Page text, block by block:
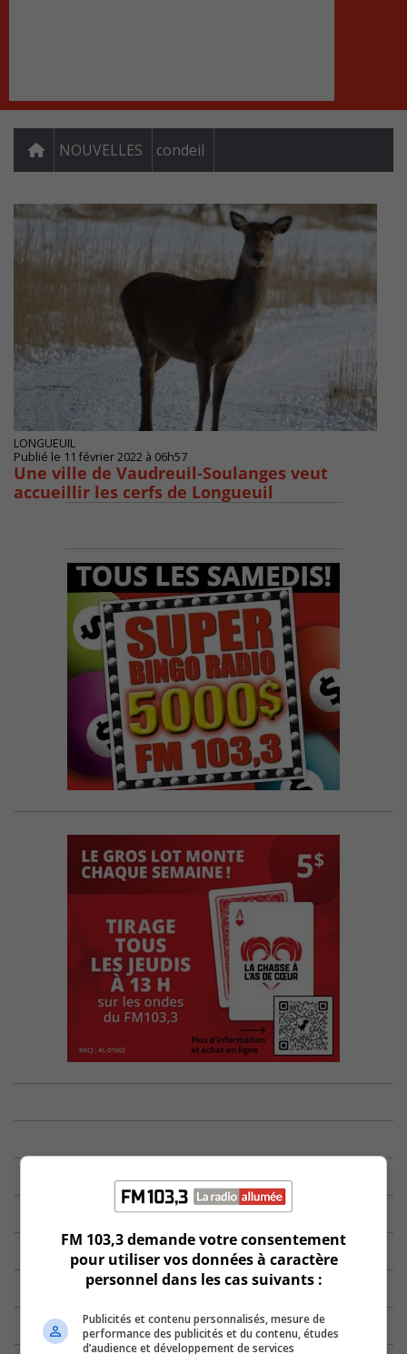
NOUVELLES condeil
LONGUEUIL
Publié le 11 février 2022 à 06h57
Une ville de Vaudreuil-Soulanges veut
accueillir les cerfs de Longueuil
FM 103,3 demande votre consentement
pour utiliser vos données à caractère
personnel dans les cas suivants :
Publicités et contenu personnalisés, mesure de
performance des publicités et du contenu, études
d’audience et développement de services